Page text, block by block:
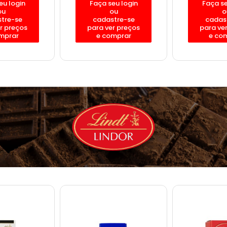
login
se
preços
Faça seu login
ou
cadastre-se
para ver preços
e comprar
Faça
para
e